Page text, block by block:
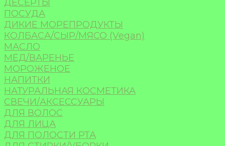
ДЕСЕРТЫ
ПОСУДА
ДИКИЕ МОРЕПРОДУКТЫ
КОЛБАСА/СЫР/МЯСО (Vegan)
МАСЛО
МЁД/ВАРЕНЬЕ
МОРОЖЕНОЕ
НАПИТКИ
НАТУРАЛЬНАЯ КОСМЕТИКА
СВЕЧИ/АКСЕССУАРЫ
ДЛЯ ВОЛОС
ДЛЯ ЛИЦА
ДЛЯ ПОЛОСТИ РТА